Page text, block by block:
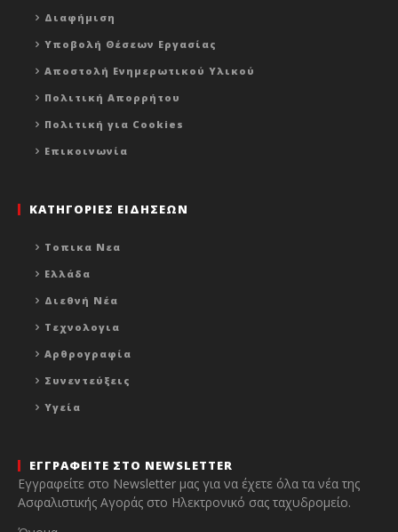
Διαφήμιση
Υποβολή Θέσεων Εργασίας
Αποστολή Ενημερωτικού Υλικού
Πολιτική Απορρήτου
Πολιτική για Cookies
Επικοινωνία
ΚΑΤΗΓΟΡΙΕΣ ΕΙΔΗΣΕΩΝ
Τοπικα Νεα
Ελλάδα
Διεθνή Νέα
Τεχνολογια
Αρθρογραφία
Συνεντεύξεις
Υγεία
ΕΓΓΡΑΦΕΙΤΕ ΣΤΟ NEWSLETTER
Εγγραφείτε στο Newsletter μας για να έχετε όλα τα νέα της
Ασφαλιστικής Αγοράς στο Ηλεκτρονικό σας ταχυδρομείο.